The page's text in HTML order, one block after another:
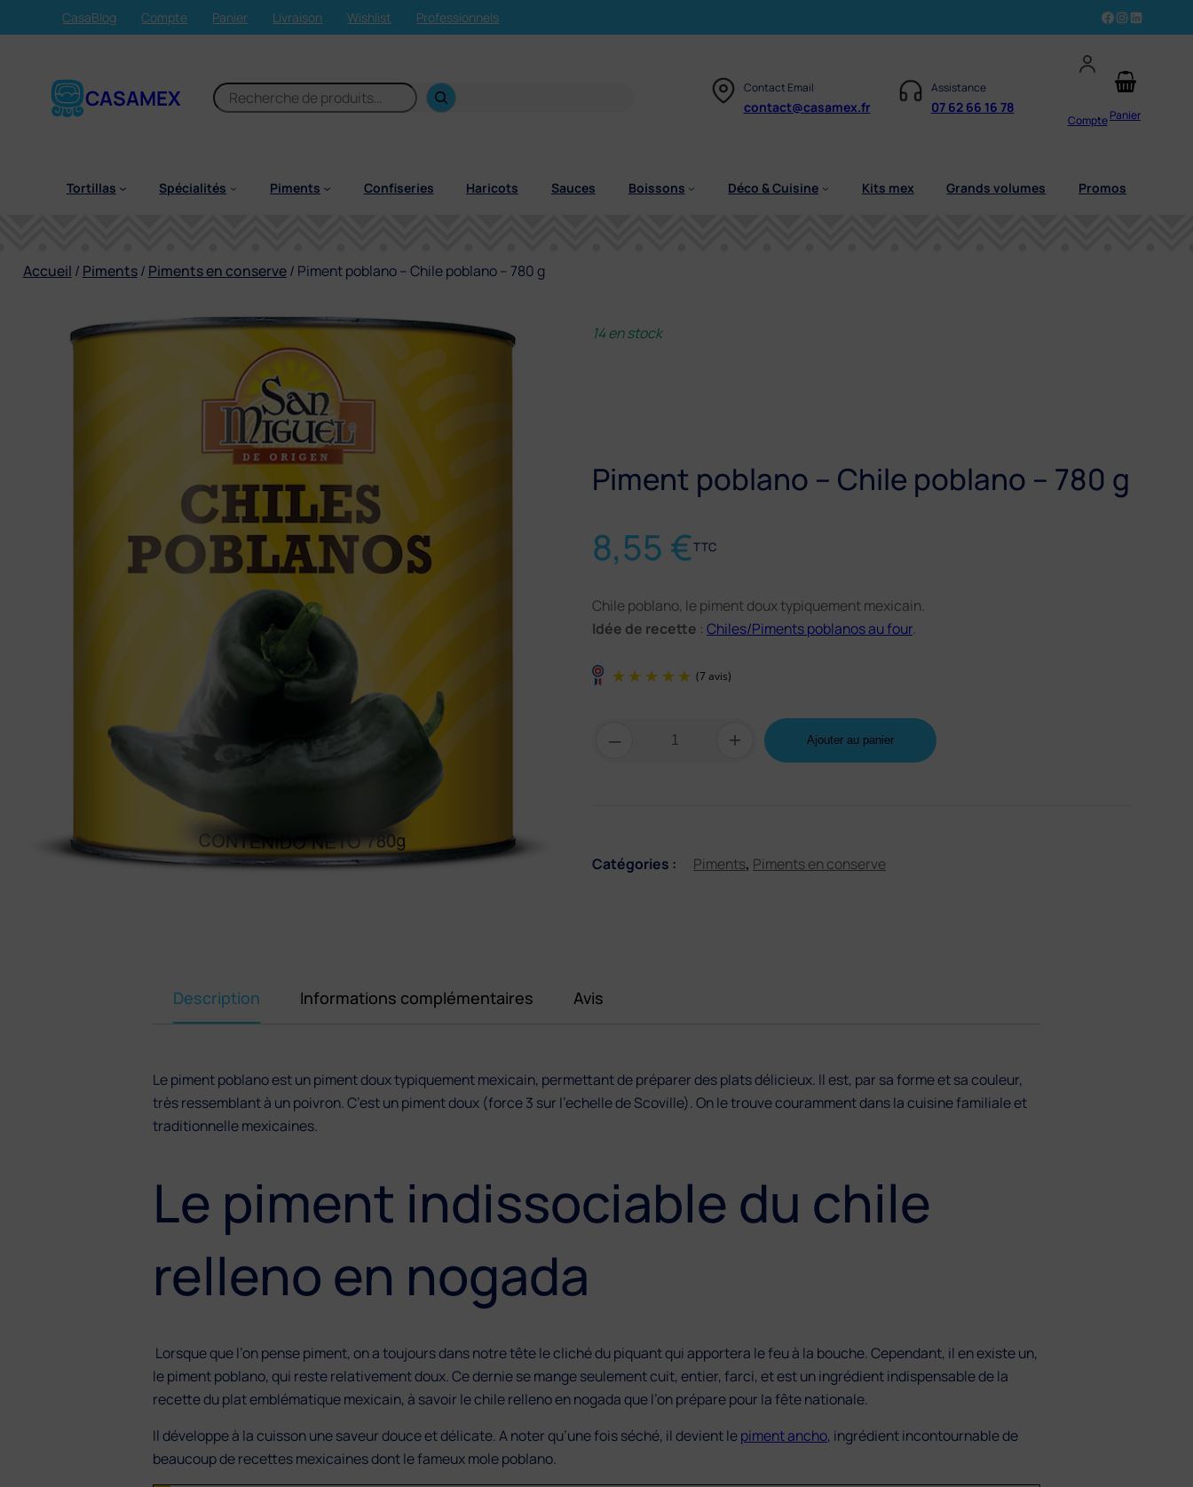
CasaBlog Compte Panier Livraison Wishlist Professionnels Facebook Instagram LinkedIn
CASAMEX
R
e
r
Contact Email
contact@casamex.fr
Assistance
07 62 66 16 78
Compte Panier
Tortillas Spécialités Piments Confiseries Haricots Sauces Boissons Déco & Cuisine Kits mex Grands volumes Promos
Accueil / Piments/ Piments en conserve/ Piment poblano – Chile poblano – 780 g
Piment poblano – Chile poblano – 780 g
8,55 €TTC
Chile poblano, le piment doux typiquement mexicain.
Idée de recette :Chiles/Piments poblanos au four.
14 en stock
–
–
+ Ajouter au panier
Catégories : Piments, Piments en conserve
Description Informations complémentaires Avis
Le piment poblano est un piment doux typiquement mexicain, permettant de préparer des plats délicieux. Il est, par sa forme et sa couleur,
très ressemblant à un poivron. C’est un piment doux (force 3 sur l’echelle de Scoville). On le trouve couramment dans la cuisine familiale et
traditionnelle mexicaines.
Le piment indissociable du chile
relleno en nogada
Lorsque que l’on pense piment, on a toujours dans notre tête le cliché du piquant qui apportera le feu à la bouche. Cependant, il en existe un,
le piment poblano, qui reste relativement doux. Ce dernie se mange seulement cuit, entier, farci, et est un ingrédient indispensable de la
recette du plat emblématique mexicain, à savoir le chile relleno en nogada que l’on prépare pour la fête nationale.
Il développe à la cuisson une saveur douce et délicate. A noter qu’une fois séché, il devient lepiment ancho, ingrédient incontournable de
beaucoup de recettes mexicaines dont le fameux mole poblano.